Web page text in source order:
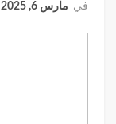
في مارس 6, 2025